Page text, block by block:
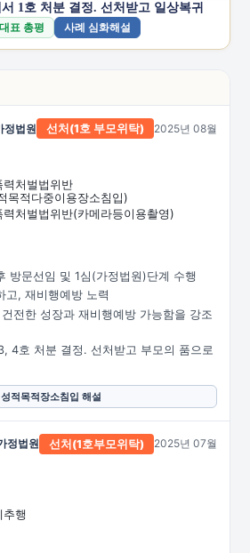
1호 처분 결정. 선처받고 일상복귀
표 총평 사례 심화해설
력처벌법위반
목적다중이용장소침입)
력처벌법위반(카메라등이용촬영)
정법원 선처(1호 부모위탁) 2025년 08월
방문선임 및 1심(가정법원)단계 수행
고, 재비행예방 노력
전한 성장과 재비행예방 가능함을 강조
4호 처분 결정. 선처받고 부모의 품으로
성적목적장소침입 해설
추행
정법원 선처(1호부모위탁) 2025년 07월